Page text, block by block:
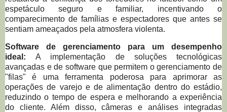
espetáculo seguro e familiar, incentivando o
comparecimento de famílias e espectadores que antes se
sentiam ameaçados pela atmosfera violenta.
Software de gerenciamento para um desempenho
ideal:A implementação de soluções tecnológicas
avançadas e de software que permitem o gerenciamento de
"filas" é uma ferramenta poderosa para aprimorar as
operações de varejo e de alimentação dentro do estádio,
reduzindo o tempo de espera e melhorando a experiência
do cliente. Além disso, câmeras e análises integradas